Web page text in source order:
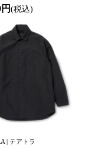
円(税込)
| テアトラ